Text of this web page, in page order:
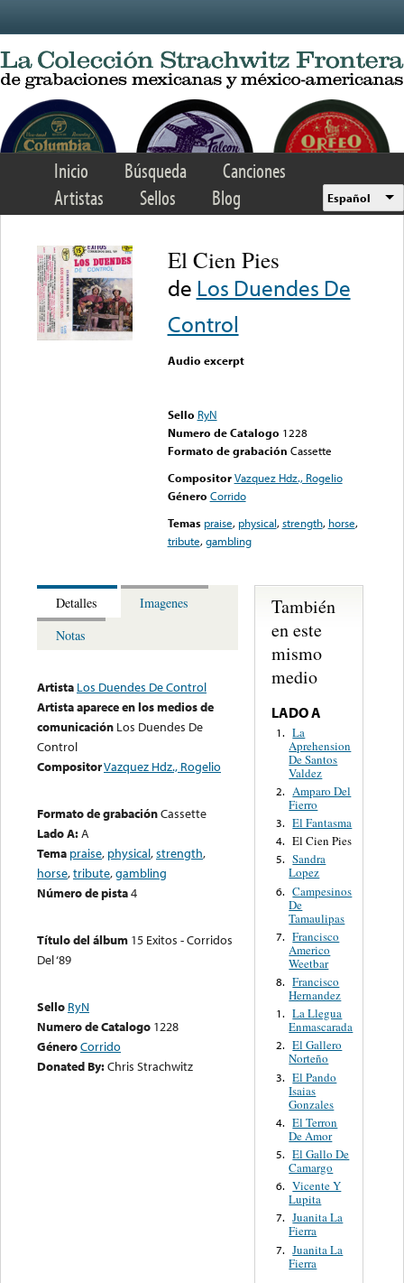
Inicio Búsqueda
Canciones
Artistas
Sellos Blog Español
El Cien Pies
de Los Duendes De
Control
Audio excerpt
Sello RyN
Numero de Catalogo 1228
Formato de grabación Cassette
Compositor Vazquez Hdz., Rogelio
Género Corrido
Temas praise, physical,strength, horse,
tribute,gambling
Detalles
Imagenes
Notas
Artista Los Duendes De Control
Artista aparece en los medios de
comunicación Los Duendes De
Control
CompositorVazquez Hdz., Rogelio
Formato de grabaciónCassette
Lado A:A
Tema praise, physical,strength,
horse,tribute,gambling
Número de pista4
Título del álbum 15 Exitos - Corridos
Del ‘89
Sello RyN
Numero de Catalogo 1228
GéneroCorrido
Donated By:Chris Strachwitz
También
en este
mismo
medio
LADO A
1. La
Aprehension
De Santos
Valdez
2. Amparo Del
Fierro
3. El Fantasma
4. El Cien Pies
5. Sandra
Lopez
6. Campesinos
De
Tamaulipas
7. Francisco
Americo
Weetbar
8. Francisco
Hernandez
1. La Llegua
Enmascarada
2. El Gallero
Norteño
3. El Pando
Isaias
Gonzales
4. El Terron
De Amor
5. El Gallo De
Camargo
6. Vicente Y
Lupita
7. Juanita La
Fierra
7. Juanita La
Fierra